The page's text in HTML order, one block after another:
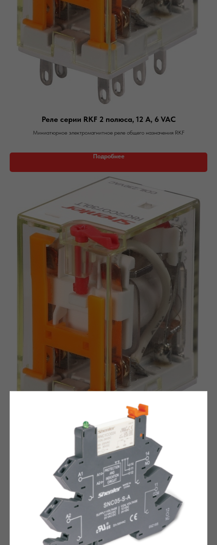
Реле серии RKF 2 полюса, 12 А, 6 VAC
Миниатюрное электромагнитное реле общего назначения RKF
Подробнее
Реле серии RKF 2 полюса, 12 А, 12 VAC
Миниатюрное электромагнитное реле общего назначения RKF
Подробнее